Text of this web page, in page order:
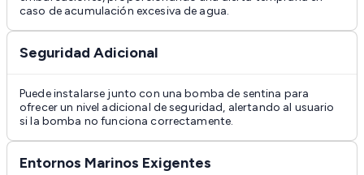
caso de acumulación excesiva de agua.
Seguridad Adicional
Puede instalarse junto con una bomba de sentina para
ofrecer un nivel adicional de seguridad, alertando al usuario
si la bomba no funciona correctamente.
Entornos Marinos Exigentes